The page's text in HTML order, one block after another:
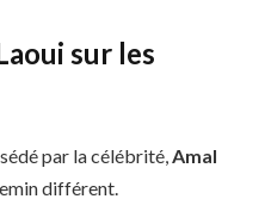
sur les
par la célébrité,Amal
différent.